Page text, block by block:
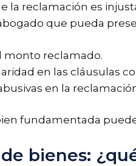
la reclamación es
que pueda
monto reclamado.
en las cláusulas
en la
fundamentada
bienes: